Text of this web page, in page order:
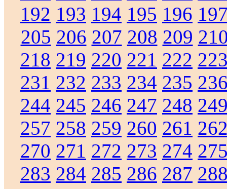
192 193 194 195 196
205 206 207 208 209
218 219 220 221 222
231 232 233 234 235
244 245 246 247 248
257 258 259 260 261
270 271 272 273 274
283 284 285 286 287